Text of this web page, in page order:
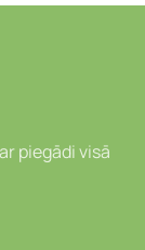
piegādi visā